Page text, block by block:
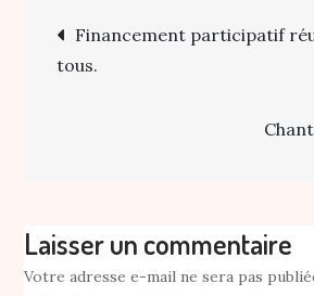
Navigation
de
Financement participatif
tous.
Laisser un commentaire
Votre adresse e-mail ne sera pas